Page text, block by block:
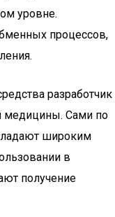
уровне.
процессов,
разработчик
медицины. Сами по
широким
в
получение